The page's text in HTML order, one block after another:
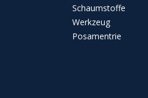
Schaumstoffe
Werkzeug
Posamentrie